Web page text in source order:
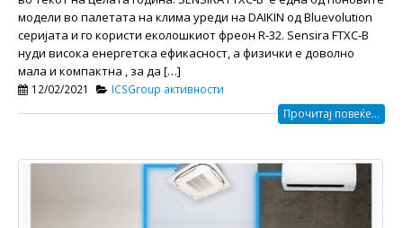
модели во палетата на клима уреди на DAIKIN од Bluevolution
серијата и го користи еколошкиот фреон R-32. Sensira FTXC-B
нуди висока енергетска ефикасност, а физички е доволно
мала и компактна , за да […]
12/02/2021 ICSGroup активности
Прочитај повеќе...